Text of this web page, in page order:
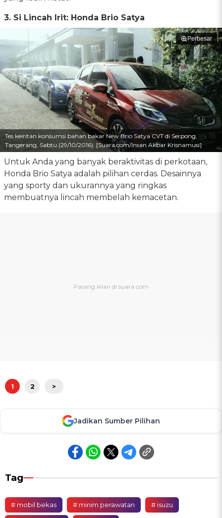
3. Si Lincah Irit: Honda Brio Satya
Perbesar
Tes keiritan konsumsi bahan bakar New Brio Satya CVT di Serpong,
Tangerang, Sabtu (29/10/2016). [Suara.com/Insan Akbar Krisnamusi]
Untuk Anda yang banyak beraktivitas di perkotaan,
Honda Brio Satya adalah pilihan cerdas. Desainnya
yang sporty dan ukurannya yang ringkas
membuatnya lincah membelah kemacetan.
1 2 >
Jadikan Sumber Pilihan
Tag
# mobil bekas # minim perawatan # isuzu